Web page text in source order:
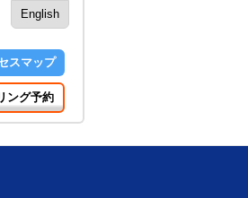
English
スマップ
ング予約